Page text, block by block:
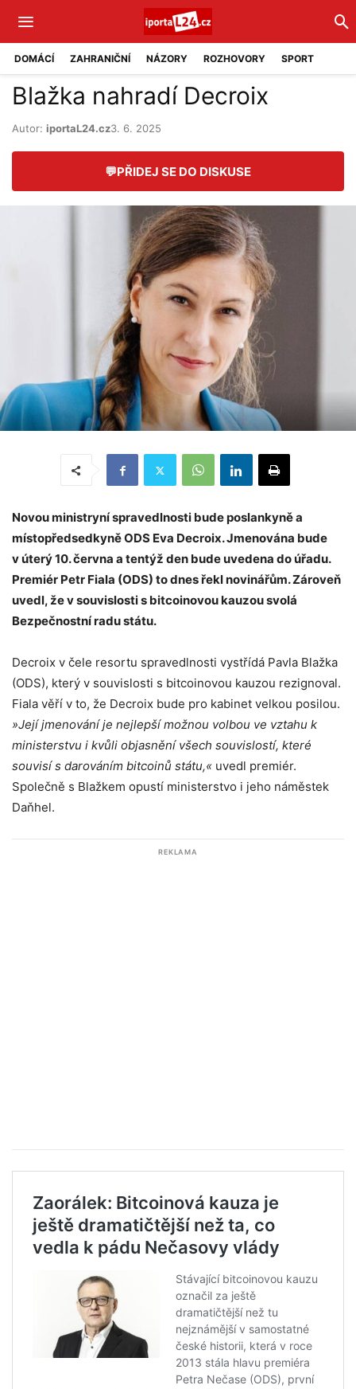
DOMÁCÍ ZAHRANIČNÍ NÁZORY ROZHOVORY SPORT
Blažka nahradí Decroix
Autor: iportaL24.cz3. 6. 2025
💬PŘIDEJ SE DO DISKUSE
Novou ministryní spravedlnosti bude poslankyně a
místopředsedkyně ODS Eva Decroix. Jmenována bude
v úterý 10. června a tentýž den bude uvedena do úřadu.
Premiér Petr Fiala (ODS) to dnes řekl novinářům. Zároveň
uvedl, že v souvislosti s bitcoinovou kauzou svolá
Bezpečnostní radu státu.
Decroix v čele resortu spravedlnosti vystřídá Pavla Blažka
(ODS), který v souvislosti s bitcoinovou kauzou rezignoval.
Fiala věří v to, že Decroix bude pro kabinet velkou posilou.
»Její jmenování je nejlepší možnou volbou ve vztahu k
ministerstvu i kvůli objasnění všech souvislostí, které
souvisí s darováním bitcoinů státu,« uvedl premiér.
Společně s Blažkem opustí ministerstvo i jeho náměstek
Daňhel.
REKLAMA